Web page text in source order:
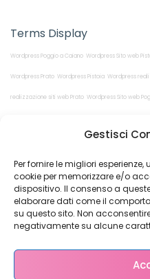
Gestisci
Per fornire le migliori
cookie per memorizzare e/o
dispositivo. Il consenso a
elaborare dati come il
su questo sito. Non
negativamente su alcune
Terms Display
Wordpress Poggio a Caiano Wordpress Sito web
Wordpress Prato Wordpress Pistoia Wordpress
realizzazione siti web Prato Wordpress Sito web
Restiamo in
contatto!